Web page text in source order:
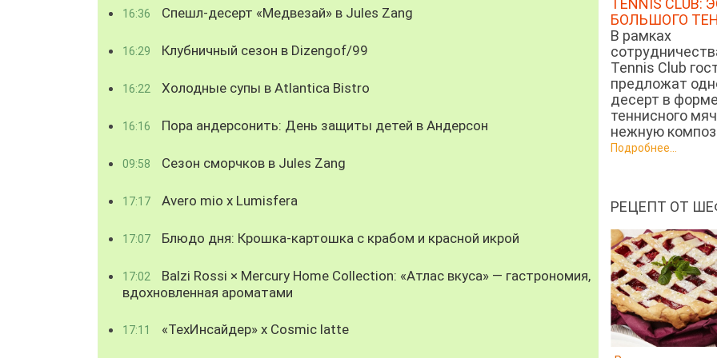
16:36 Спешл-десерт «Медвезай» в Jules Zang
16:29 Клубничный сезон в Dizengof/99
16:22 Холодные супы в Atlantica Bistro
16:16 Пора андерсонить: День защиты детей в Андерсон
09:58 Сезон сморчков в Jules Zang
17:17 Avero mio x Lumisfera
17:07 Блюдо дня: Крошка-картошка с крабом и красной икрой
17:02
Balzi Rossi × Mercury Home Collection: «Атлас вкуса» — гастрономия,
вдохновленная ароматами
17:11 «ТехИнсайдер» х Cosmic latte
TENNIS CLUB:
БОЛЬШОГО
В рамках
Tennis Club
предложат
десерт в форме
теннисного
нежную
Подробнее...
РЕЦЕПТ ОТ